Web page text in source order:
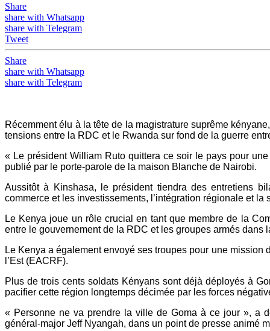
Share
share with Whatsapp
share with Telegram
Tweet
Share
share with Whatsapp
share with Telegram
Récemment élu à la tête de la magistrature suprême
tensions entre la RDC et le Rwanda sur fond de la guerre
« Le président William Ruto quittera ce soir le pays pour
publié par le porte-parole de la maison Blanche de Nairobi.
Aussitôt à Kinshasa, le président tiendra des entretiens
commerce et les investissements, l’intégration régionale et la
Le Kenya joue un rôle crucial en tant que membre de la
entre le gouvernement de la RDC et les groupes armés
Le Kenya a également envoyé ses troupes pour une
l’Est (EACRF).
Plus de trois cents soldats Kényans sont déjà déployés à
pacifier cette région longtemps décimée par les forces
« Personne ne va prendre la ville de Goma à ce jour », a
général-major Jeff Nyangah, dans un point de presse animé